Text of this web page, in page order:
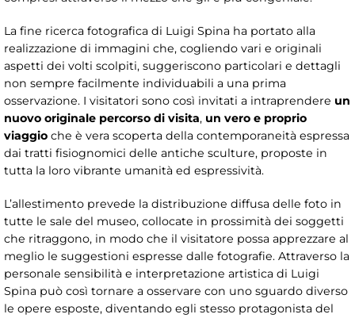
La fine ricerca fotografica di Luigi Spina ha portato alla
realizzazione di immagini che, cogliendo vari e originali
aspetti dei volti scolpiti, suggeriscono particolari e dettagli
non sempre facilmente individuabili a una prima
osservazione. I visitatori sono così invitati a intraprendere un
nuovo originale percorso di visita, un vero e proprio
viaggio che è vera scoperta della contemporaneità espressa
dai tratti fisiognomici delle antiche sculture, proposte in
tutta la loro vibrante umanità ed espressività.
L’allestimento prevede la distribuzione diffusa delle foto in
tutte le sale del museo, collocate in prossimità dei soggetti
che ritraggono, in modo che il visitatore possa apprezzare al
meglio le suggestioni espresse dalle fotografie. Attraverso la
personale sensibilità e interpretazione artistica di Luigi
Spina può così tornare a osservare con uno sguardo diverso
le opere esposte, diventando egli stesso protagonista del